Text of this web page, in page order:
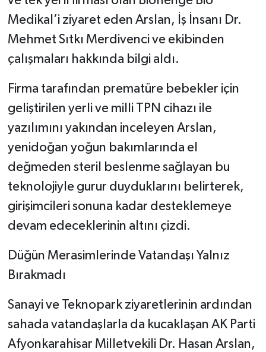
Medikal’i ziyaret eden Arslan, İş İnsanı Dr.
Mehmet Sıtkı Merdivenci ve ekibinden
çalışmaları hakkında bilgi aldı.
Firma tarafından prematüre bebekler için
geliştirilen yerli ve milli TPN cihazı ile
yazılımını yakından inceleyen Arslan,
yenidoğan yoğun bakımlarında el
değmeden steril beslenme sağlayan bu
teknolojiyle gurur duyduklarını belirterek,
girişimcileri sonuna kadar desteklemeye
devam edeceklerinin altını çizdi.
Düğün Merasimlerinde Vatandaşı Yalnız
Bırakmadı
Sanayi ve Teknopark ziyaretlerinin ardından
sahada vatandaşlarla da kucaklaşan AK Parti
Afyonkarahisar Milletvekili Dr. Hasan Arslan,